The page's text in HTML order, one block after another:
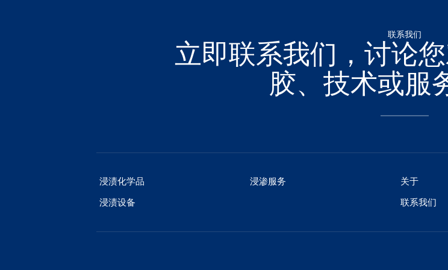
联系我们
立即联系我们，讨论
胶、技术或服
浸渍化学品
浸渍设备
浸渗服务
关于
联系我们